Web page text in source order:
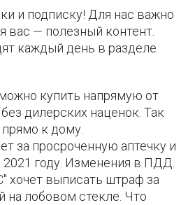
и подписку! Для нас важно
вас — полезный контент.
каждый день в разделе
купить напрямую от
дилерских наценок. Так
к дому.
за просроченную аптечку и
2021 году. Изменения в ПДД.
хочет выписать штраф за
на лобовом стекле. Что